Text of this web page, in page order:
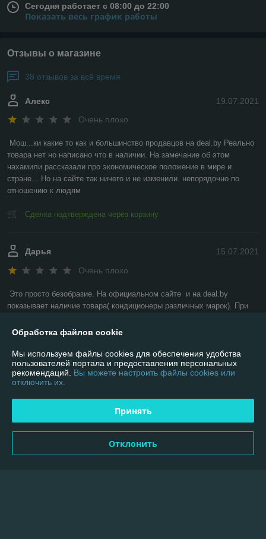
Сегодня работает с 08:00 до 22:00
Показать весь график работы
Отзывы о магазине
38 отзывов за всё время
19.07.2021
Алекс
Очень плохо
Мош...ки какие то как и большинство продавцов на deal.by Реально
товара нет но написано что в наличии. На замечание об этом
нахамили рассказали про экономическое положение в мире и
стране... Но на сайте так ничего и не изменили. непорядочно по
отношению к людям
Сделка подтверждена через корзину
15.07.2021
Дарья
Очень плохо
Это просто безобразие. На официальном сайте  и на deal.by
показывает наличие товара( кондиционеры различных марок). При
хотя есть в наличии!!!! Делаем вывод, делается всё для того, чтобы
Перестаньте обманывать людей!
Сделка подтверждена через корзину
Обработка файлов cookie
Мы используем файлы cookies для обеспечения удобства
пользователей портала и предоставления персональных
рекомендаций. Вы можете настроить файлы cookies или
отключить их.
Принять
Отклонить